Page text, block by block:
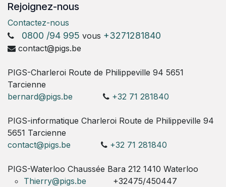
Rejoignez-nous
Contactez-nous
0800 /94 995 vous +3271281840
contact@pigs.be
PIGS-Charleroi Route de Philippeville 94 5651
Tarcienne
bernard@pigs.be
+32 71 281840
PIGS-informatique Charleroi Route de Philippeville 94
5651 Tarcienne
contact@pigs.be
+32 71 281840
PIGS-Waterloo Chaussée Bara 212 1410 Waterloo
Thierry@pigs.be
+32475/450447